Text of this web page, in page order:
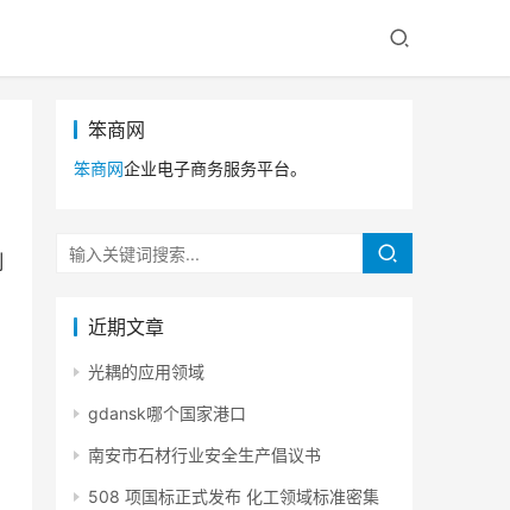
笨商网
笨商网企业电子商务服务平台。
近期文章
光耦的应用领域
gdansk哪个国家港口
南安市石材行业安全生产倡议书
508 项国标正式发布 化工领域标准密集